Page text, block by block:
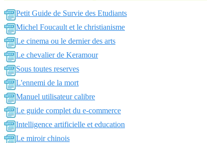
Petit Guide de Survie des Etudiants
Michel Foucault et le christianisme
Le cinema ou le dernier des arts
Le chevalier de Keramour
Sous toutes reserves
L'ennemi de la mort
Manuel utilisateur calibre
Le guide complet du e-commerce
Intelligence artificielle et education
Le miroir chinois